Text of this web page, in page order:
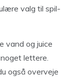
valg til spil-
vand og juice
lettere.
også overveje